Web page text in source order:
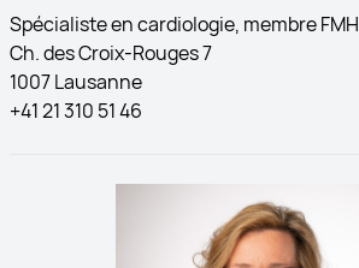
Spécialiste en cardiologie, membre FMH
Ch. des Croix-Rouges 7
1007 Lausanne
+41 21 310 51 46